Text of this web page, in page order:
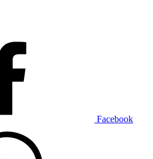
Facebook